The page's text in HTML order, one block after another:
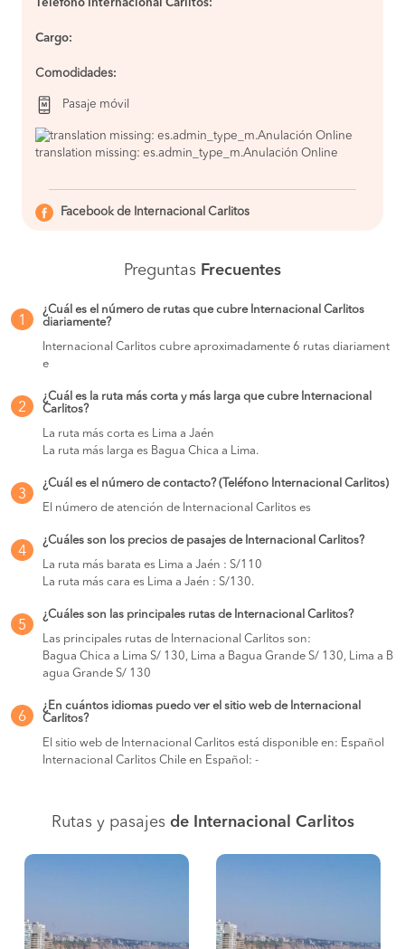
Teléfono Internacional Carlitos:
Cargo:
Comodidades:
Pasaje móvil
translation missing: es.admin_type_m.Anulación Online
Facebook de Internacional Carlitos
Preguntas Frecuentes
1
¿Cuál es el número de rutas que cubre Internacional Carlitos
diariamente?
Internacional Carlitos cubre aproximadamente 6 rutas diariament
e
2
¿Cuál es la ruta más corta y más larga que cubre Internacional
Carlitos?
La ruta más corta es Lima a Jaén
La ruta más larga es Bagua Chica a Lima.
3
¿Cuál es el número de contacto? (Teléfono Internacional Carlitos)
El número de atención de Internacional Carlitos es
4
¿Cuáles son los precios de pasajes de Internacional Carlitos?
La ruta más barata es Lima a Jaén : S/110
La ruta más cara es Lima a Jaén : S/130.
5
¿Cuáles son las principales rutas de Internacional Carlitos?
Las principales rutas de Internacional Carlitos son:
Bagua Chica a Lima S/ 130, Lima a Bagua Grande S/ 130, Lima a B
agua Grande S/ 130
6
¿En cuántos idiomas puedo ver el sitio web de Internacional
Carlitos?
El sitio web de Internacional Carlitos está disponible en: Español
Internacional Carlitos Chile en Español: -
Rutas y pasajes de Internacional Carlitos